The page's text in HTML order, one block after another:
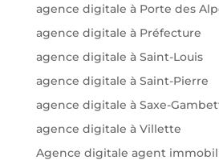
agence digitale à Porte des
agence digitale à Préfecture
agence digitale à Saint-Louis
agence digitale à Saint-Pierre
agence digitale à Saxe-
agence digitale à Villette
Agence digitale agent